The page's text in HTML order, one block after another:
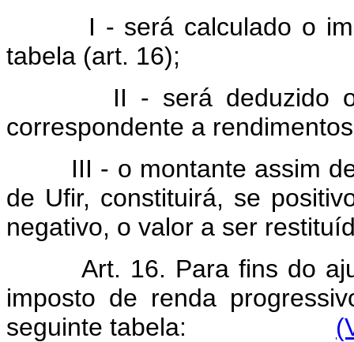
I - será calculado o
tabela (art. 16);
II - será deduzido
correspondente a
III - o montante assim
de Ufir, constituirá, se
negativo, o valor a ser
Art. 16. Para fins do
imposto de renda
seguinte tabela: